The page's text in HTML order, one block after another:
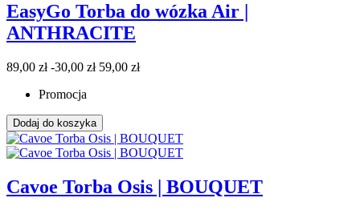
EasyGo Torba do wózka Air |
ANTHRACITE
89,00 zł -30,00 zł 59,00 zł
Promocja
Dodaj do koszyka
Cavoe Torba Osis | BOUQUET